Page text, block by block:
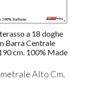
a 18 doghe
Barra Centrale
cm. 100% Made
Alto Cm.